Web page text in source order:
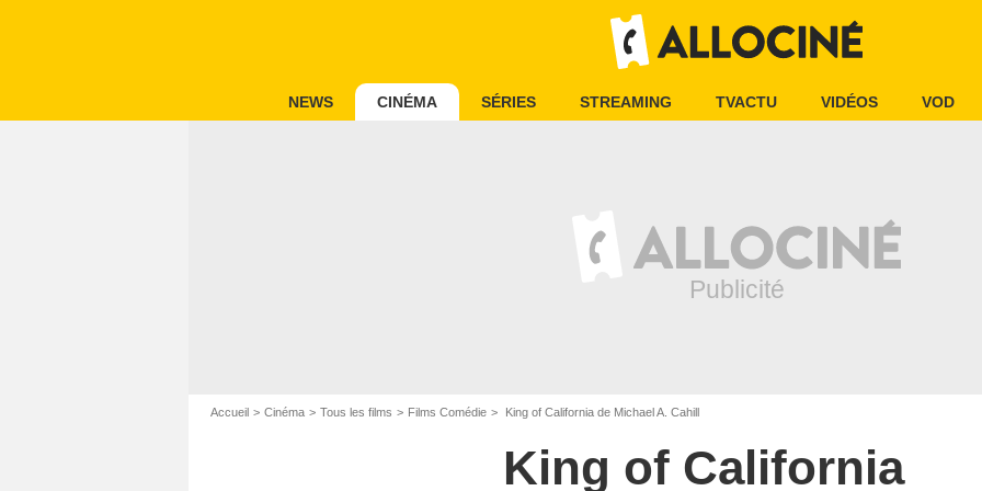
NEWS CINÉMA SÉRIES STREAMING TVACTU VIDÉOS VOD
Accueil Cinéma Tous les films Films Comédie King of California de Michael A. Cahill
King of California